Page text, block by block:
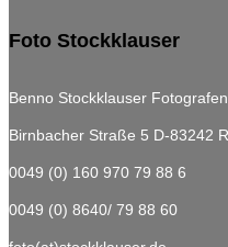
Foto Stockklauser
Benno Stockklauser
Birnbacher Straße 5 D-83242
0049 (0) 160 970 79 88 6
0049 (0) 8640/ 79 88 60